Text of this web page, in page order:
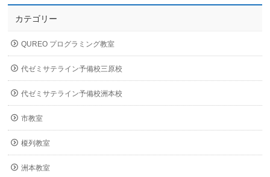
カテゴリー
QUREO プログラミング教室
代ゼミサテライン予備校三原校
代ゼミサテライン予備校洲本校
市教室
榎列教室
洲本教室